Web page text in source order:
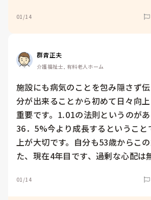
01/14
群青正夫
介護福祉士, 有料老人ホーム
施設にも病気のことを包み隠さず
分が出来ることから初めて日々向
重要です。⒈01の法則というのが
36．5%今より成長するということ
上が大切です。自分も53歳からこ
た、現在4年目です、過剰な心配は
01/14